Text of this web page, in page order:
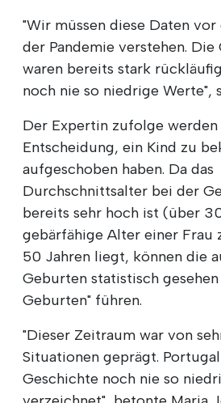
"Wir müssen diese Daten
der Pandemie verstehen.
waren bereits stark
noch nie so niedrige Werte",
Der Expertin zufolge
Entscheidung, ein Kind zu
aufgeschoben haben. Da das
Durchschnittsalter bei der
bereits sehr hoch ist (über
gebärfähige Alter einer Frau
50 Jahren liegt, können die
Geburten statistisch
Geburten" führen.
"Dieser Zeitraum war von
Situationen geprägt.
Geschichte noch nie so